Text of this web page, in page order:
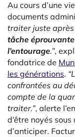
Au cours d’une
documents
traiter juste après
tâche
l’entourage.”,
fondatrice de
les générations.
confrontées au
compte de la
traiter.”, alerte
d’être noyés
d’anticiper.